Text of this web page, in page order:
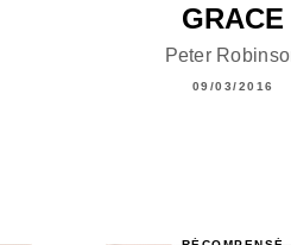
GRACE
Peter
09/03/2016